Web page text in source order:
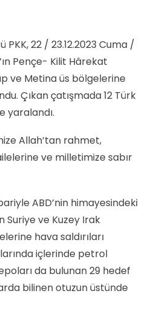
22 / 23.12.2023 Cuma /
Pençe- Kilit Hârekat
ve Metina üs bölgelerine
Çıkan çatışmada 12 Türk
yaralandı.
Allah’tan rahmet,
ve milletimize sabır
ABD’nin himayesindeki
Suriye ve Kuzey Irak
hava saldırıları
içlerinde petrol
da bulunan 29 hedef
bilinen otuzun üstünde